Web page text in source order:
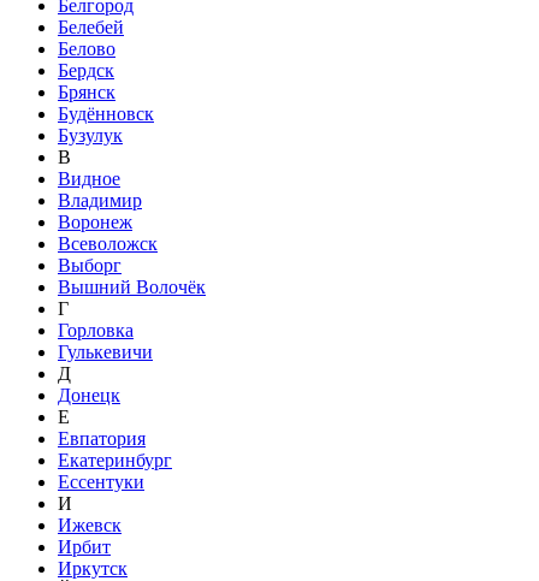
Белгород
Белебей
Белово
Бердск
Брянск
Будённовск
Бузулук
В
Видное
Владимир
Воронеж
Всеволожск
Выборг
Вышний Волочёк
Г
Горловка
Гулькевичи
Д
Донецк
Е
Евпатория
Екатеринбург
Ессентуки
И
Ижевск
Ирбит
Иркутск